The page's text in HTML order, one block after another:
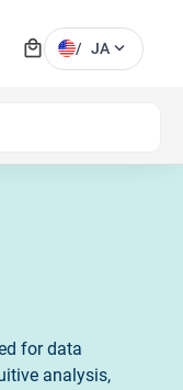
local_mall / JA expand_more
for data
analysis,